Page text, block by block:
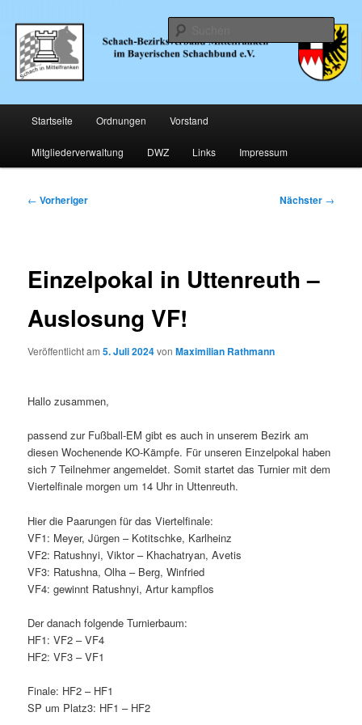
primären
Inhalt
springenSchachbezirk Mittelfranken
Startseite Ordnungen Vorstand
Mitgliederverwaltung DWZ Links Impressum
Beitragsnavigation
← Vorheriger Nächster →
Einzelpokal in Uttenreuth –
Auslosung VF!
Veröffentlicht am5. Juli 2024vonMaximilian Rathmann
Hallo zusammen,
passend zur Fußball-EM gibt es auch in unserem Bezirk am
diesen Wochenende KO-Kämpfe. Für unseren Einzelpokal haben
sich 7 Teilnehmer angemeldet. Somit startet das Turnier mit dem
Viertelfinale morgen um 14 Uhr in Uttenreuth.
Hier die Paarungen für das Viertelfinale:
VF1: Meyer, Jürgen – Kotitschke, Karlheinz
VF2: Ratushnyi, Viktor – Khachatryan, Avetis
VF3: Ratushna, Olha – Berg, Winfried
VF4: gewinnt Ratushnyi, Artur kampflos
Der danach folgende Turnierbaum:
HF1: VF2 – VF4
HF2: VF3 – VF1
Finale: HF2 – HF1
SP um Platz3: HF1 – HF2